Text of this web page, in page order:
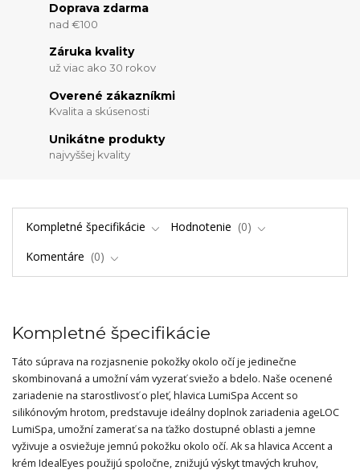
Doprava zdarma
nad €100
Záruka kvality
už viac ako 30 rokov
Overené zákazníkmi
Kvalita a skúsenosti
Unikátne produkty
najvyššej kvality
Kompletné špecifikácie Hodnotenie
0
Komentáre
0
Kompletné špecifikácie
Táto súprava na rozjasnenie pokožky okolo očí je jedinečne
skombinovaná a umožní vám vyzerať sviežo a bdelo. Naše ocenené
zariadenie na starostlivosť o pleť, hlavica LumiSpa Accent so
silikónovým hrotom, predstavuje ideálny doplnok zariadenia ageLOC
LumiSpa, umožní zamerať sa na ťažko dostupné oblasti a jemne
vyživuje a osviežuje jemnú pokožku okolo očí. Ak sa hlavica Accent a
krém IdealEyes použijú spoločne, znižujú výskyt tmavých kruhov,